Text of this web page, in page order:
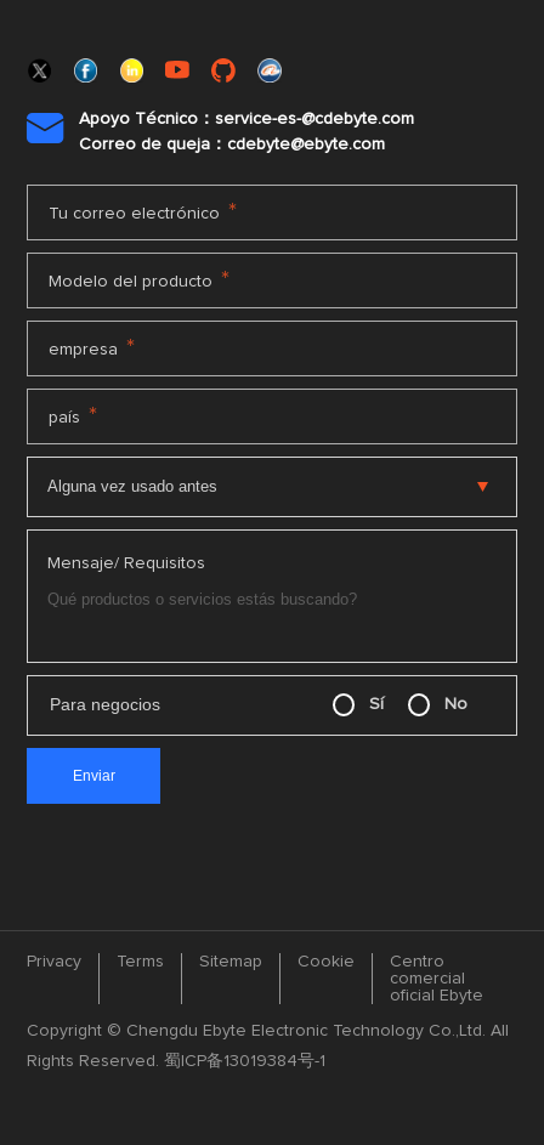

Apoyo Técnico：service-es-@cdebyte.com
Correo de queja：cdebyte@ebyte.com
Tu correo electrónico *
Modelo del producto *
empresa *
país *
Mensaje/ Requisitos
Para negocios Sí No
Privacy Terms Sitemap Cookie
Centro
comercial
oficial Ebyte
Copyright © Chengdu Ebyte Electronic Technology Co.,Ltd. All
Rights Reserved.蜀ICP备13019384号-1